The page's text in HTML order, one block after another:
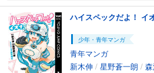
ハイスペックだよ！ イ
少年・青年マンガ
青年マンガ
新木伸 / 星野蒼一朗 /